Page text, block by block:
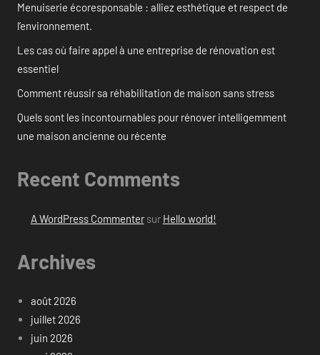
Menuiserie écoresponsable : alliez esthétique et respect de
l’environnement.
Les cas où faire appel à une entreprise de rénovation est
essentiel
Comment réussir sa réhabilitation de maison sans stress
Quels sont les incontournables pour rénover intelligemment
une maison ancienne ou récente
Recent Comments
A WordPress Commentersur Hello world!
Archives
août 2026
juillet 2026
juin 2026